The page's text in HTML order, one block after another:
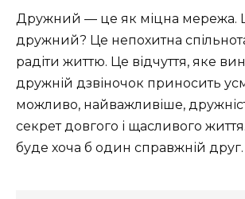
Дружний — це як міцна мережа.
дружний? Це непохитна
радіти життю. Це відчуття, яке
дружній дзвіночок приносить
можливо, найважливіше,
секрет довгого і щасливого
буде хоча б один справжній друг.